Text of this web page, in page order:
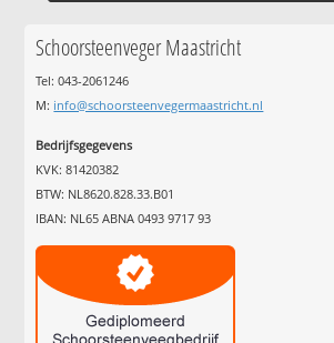
Schoorsteenveger Maastricht
Tel: 043-2061246
M: info@schoorsteenvegermaastricht.nl
Bedrijfsgegevens
KVK: 81420382
BTW: NL8620.828.33.B01
IBAN: NL65 ABNA 0493 9717 93